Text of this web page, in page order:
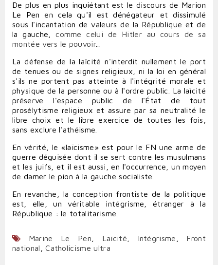
De plus en plus inquiétant est le discours de Marion
Le Pen en cela qu'il est dénégateur et dissimulé
sous l'incantation de valeurs de la République et de
la gauche,comme celui de Hitler au cours de sa
montée vers le pouvoir
La défense de la laïcité n'interdit nullement le port
de tenues ou de signes religieux, ni la loi en général
s'ils ne portent pas atteinte à l'intégrité morale et
physique de la personne ou à l'ordre public. La laïcité
préserve l'espace public de l'État de tout
prosélytisme religieux et assure par sa neutralité le
libre choix et le libre exercice de toutes les fois,
sans exclure l'athéisme.
En vérité, le «laïcisme» est pour le FN une arme de
guerre déguisée dont il se sert contre les musulmans
et les juifs, et il est aussi, en l'occurrence, un moyen
de damer le pion à la gauche socialiste.
En revanche, la conception frontiste de la politique
est, elle, un véritable intégrisme, étranger à la
République : le totalitarisme.
Marine Le Pen Laïcité Intégrisme
Front
national ,Catholicisme ultra